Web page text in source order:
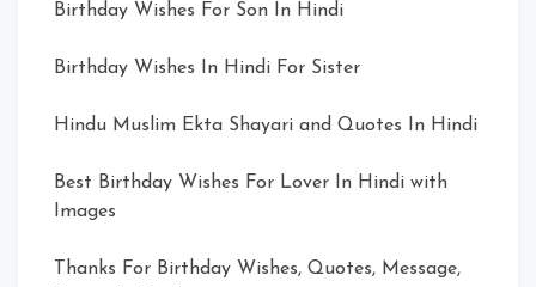
Birthday Wishes For Son In Hindi
Birthday Wishes In Hindi For Sister
Hindu Muslim Ekta Shayari and Quotes In Hindi
Best Birthday Wishes For Lover In Hindi with
Images
Thanks For Birthday Wishes, Quotes, Message,